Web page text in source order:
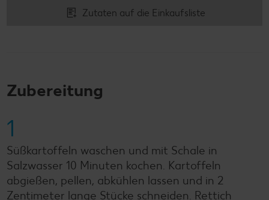
Zutaten auf die Einkaufsliste
Zubereitung
1
Süßkartoffeln waschen und mit Schale in
Salzwasser 10 Minuten kochen. Kartoffeln
abgießen, pellen, abkühlen lassen und in 2
Zentimeter lange Stücke schneiden. Rettich